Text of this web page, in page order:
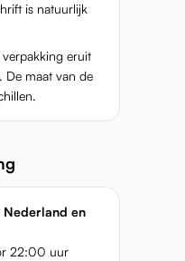
is natuurlijk
eruit
De maat van de
Nederland en
22:00 uur